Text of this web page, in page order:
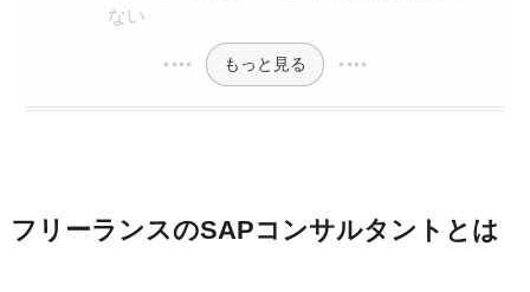
ない
もっと見る
フリーランスのSAPコンサルタントとは